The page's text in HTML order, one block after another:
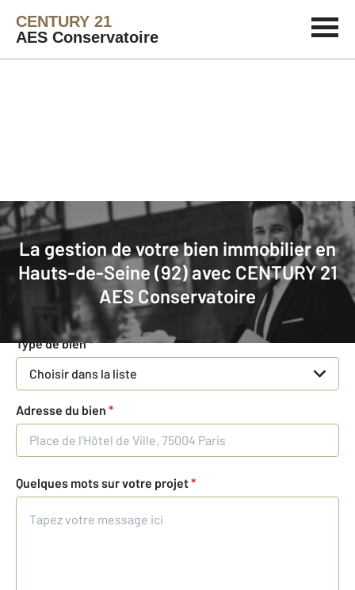
CENTURY 21
AES Conservatoire
La gestion de votre bien immobilier en
Hauts-de-Seine (92) avec CENTURY 21
AES Conservatoire
Agence immobilière
Demande d'informations pour la
gestion de votre bien
Concernant votre bien
Type de bien*
Choisir dans la liste
Adresse du bien *
Quelques mots sur votre projet*